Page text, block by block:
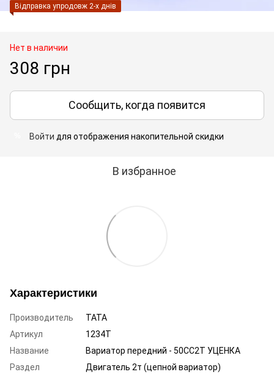
Відправка упродовж 2-х днів
Нет в наличии
308 грн
Сообщить, когда появится
Войти для отображения накопительной скидки
В избранное
Характеристики
Производитель
TATA
Артикул
1234T
Название
Вариатор передний - 50CC2T УЦЕНКА
Раздел
Двигатель 2т (цепной вариатор)